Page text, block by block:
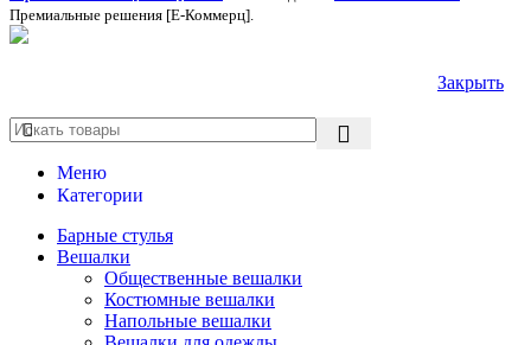
Премиальные решения [Е-Коммерц].
Закрыть
Меню
Категории
Барные стулья
Вешалки
Общественные вешалки
Костюмные вешалки
Напольные вешалки